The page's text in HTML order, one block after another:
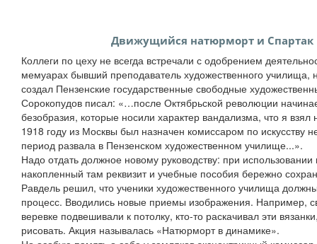
Движущийся натюрморт и Спартак
Коллеги по цеху не всегда встречали с одобрением
мемуарах бывший преподаватель художественного училища,
создал Пензенские государственные свободные
Сорокопудов писал: «…после Октябрьской революции
безобразия, которые носили характер вандализма, что я
1918 году из Москвы был назначен комиссаром по искусству
период развала в Пензенском художественном училище...».
Надо отдать должное новому руководству: при
накопленный там реквизит и учебные пособия бережно
Равдель решил, что ученики художественного училища
процесс. Вводились новые приемы изображения. Например,
веревке подвешивали к потолку, кто-то раскачивал эти
рисовать. Акция называлась «Натюрморт в динамике».